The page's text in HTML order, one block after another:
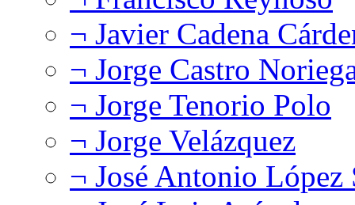
¬ Javier Cadena
¬ Jorge Castro
¬ Jorge Tenorio Polo
¬ Jorge Velázquez
¬ José Antonio López